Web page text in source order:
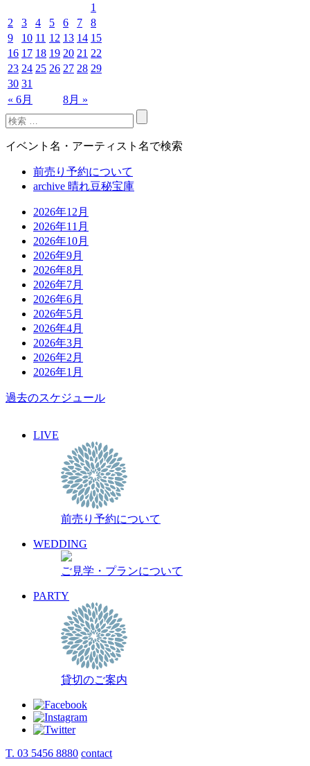
« 6月 8月 »
1
2
3 4 5 6 7
8
9
10 11 12 13 14 15
16 17 18 19 20 21 22
23 24 25 26 27 28 29
30 31
イベント名・アーティスト名で検索
前売り予約について
archive 晴れ豆秘宝庫
2026年12月
2026年11月
2026年10月
2026年9月
2026年8月
2026年7月
2026年6月
2026年5月
2026年4月
2026年3月
2026年2月
2026年1月
過去のスケジュール
LIVE
前売り予約について
WEDDING
ご見学・プランについて
PARTY
貸切のご案内
T. 03 5456 8880 contact